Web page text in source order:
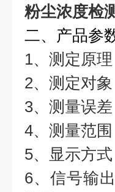
粉尘浓度检
二、产品参
1、测定原
2、测定对
3、测量误
4、测量范
5、显示方
6、信号输